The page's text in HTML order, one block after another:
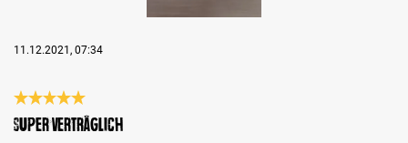
11.12.2021, 07:34
Review with rating of 5 out of 5 stars
Super verträglich